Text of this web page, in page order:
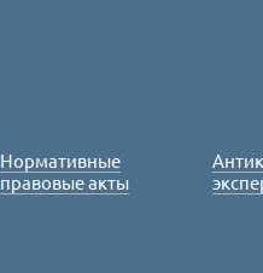
Нормативные
правовые акты